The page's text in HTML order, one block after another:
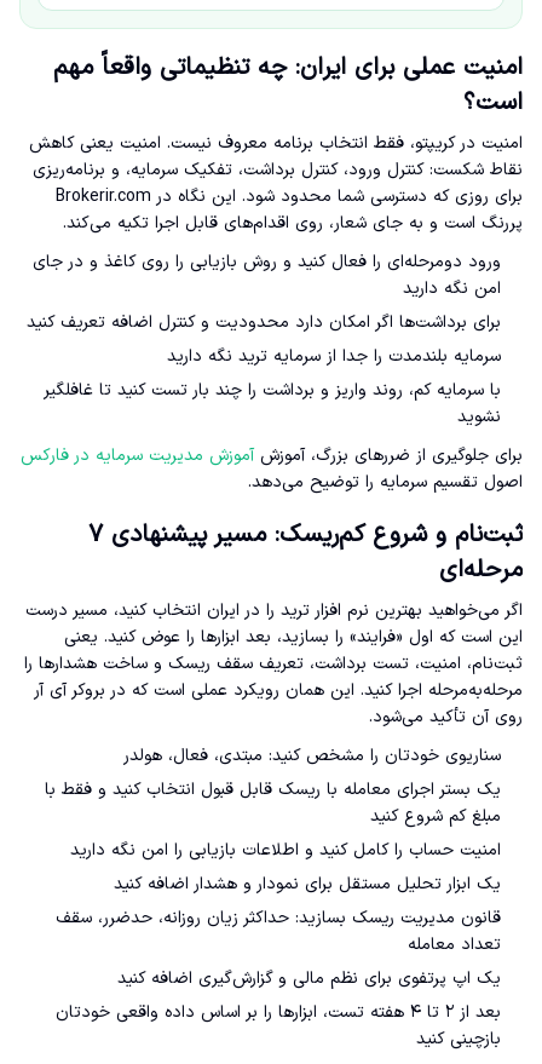
امنیت عملی برای ایران: چه تنظیماتی واقعاً مهم
است؟
امنیت در کریپتو، فقط انتخاب برنامه معروف نیست. امنیت یعنی کاهش
نقاط شکست: کنترل ورود، کنترل برداشت، تفکیک سرمایه، و برنامه‌ریزی
برای روزی که دسترسی شما محدود شود. این نگاه در Brokerir.com
پررنگ است و به جای شعار، روی اقدام‌های قابل اجرا تکیه می‌کند.
ورود دومرحله‌ای را فعال کنید و روش بازیابی را روی کاغذ و در جای
امن نگه دارید
برای برداشت‌ها اگر امکان دارد محدودیت و کنترل اضافه تعریف کنید
سرمایه بلندمدت را جدا از سرمایه ترید نگه دارید
با سرمایه کم، روند واریز و برداشت را چند بار تست کنید تا غافلگیر
نشوید
برای جلوگیری از ضررهای بزرگ، آموزش آموزش مدیریت سرمایه در فارکس
اصول تقسیم سرمایه را توضیح می‌دهد.
ثبت‌نام و شروع کم‌ریسک: مسیر پیشنهادی ۷
مرحله‌ای
اگر می‌خواهید بهترین نرم افزار ترید را در ایران انتخاب کنید، مسیر درست
این است که اول «فرایند» را بسازید، بعد ابزارها را عوض کنید. یعنی
ثبت‌نام، امنیت، تست برداشت، تعریف سقف ریسک و ساخت هشدارها را
مرحله‌به‌مرحله اجرا کنید. این همان رویکرد عملی است که در بروکر آی آر
روی آن تأکید می‌شود.
سناریوی خودتان را مشخص کنید: مبتدی، فعال، هولدر
یک بستر اجرای معامله با ریسک قابل قبول انتخاب کنید و فقط با
مبلغ کم شروع کنید
امنیت حساب را کامل کنید و اطلاعات بازیابی را امن نگه دارید
یک ابزار تحلیل مستقل برای نمودار و هشدار اضافه کنید
قانون مدیریت ریسک بسازید: حداکثر زیان روزانه، حدضرر، سقف
تعداد معامله
یک اپ پرتفوی برای نظم مالی و گزارش‌گیری اضافه کنید
بعد از ۲ تا ۴ هفته تست، ابزارها را بر اساس داده واقعی خودتان
بازچینی کنید